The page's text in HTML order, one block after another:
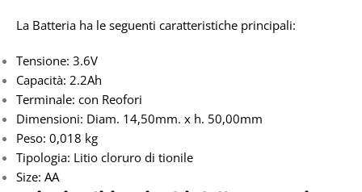
La Batteria ha le seguenti caratteristiche principali:
Tensione: 3.6V
Capacità: 2.2Ah
Terminale: con Reofori
Dimensioni: Diam. 14,50mm. x h. 50,00mm
Peso: 0,018 kg
Tipologia: Litio cloruro di tionile
Size: AA